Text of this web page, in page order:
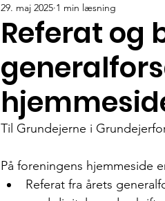
Referat og
29. maj 2025 1 min læsning
Til Grundejerne i
På foreningens hjemmeside
Referat fra årets